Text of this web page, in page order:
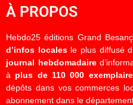
À PROPOS
Hebdo25 éditions Grand
d’infos localesle plus diffusé
journal hebdomadaire
à plus de 110 000
dépôts dans vos commerces
abonnement dans le